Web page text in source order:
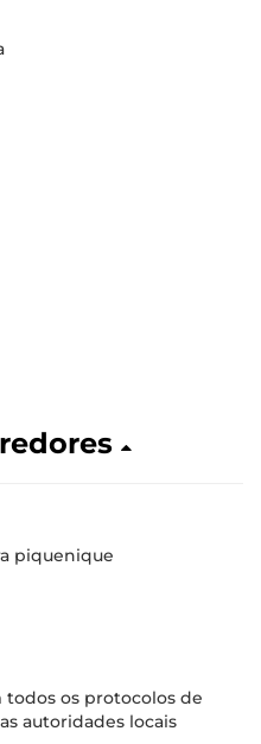
piquenique
os protocolos de
autoridades locais